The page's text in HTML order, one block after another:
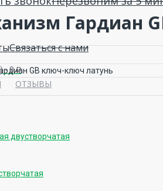
Связаться с нами
- 0 ₽
Гардиан
ОТЗЫВЫ
двустворчатая